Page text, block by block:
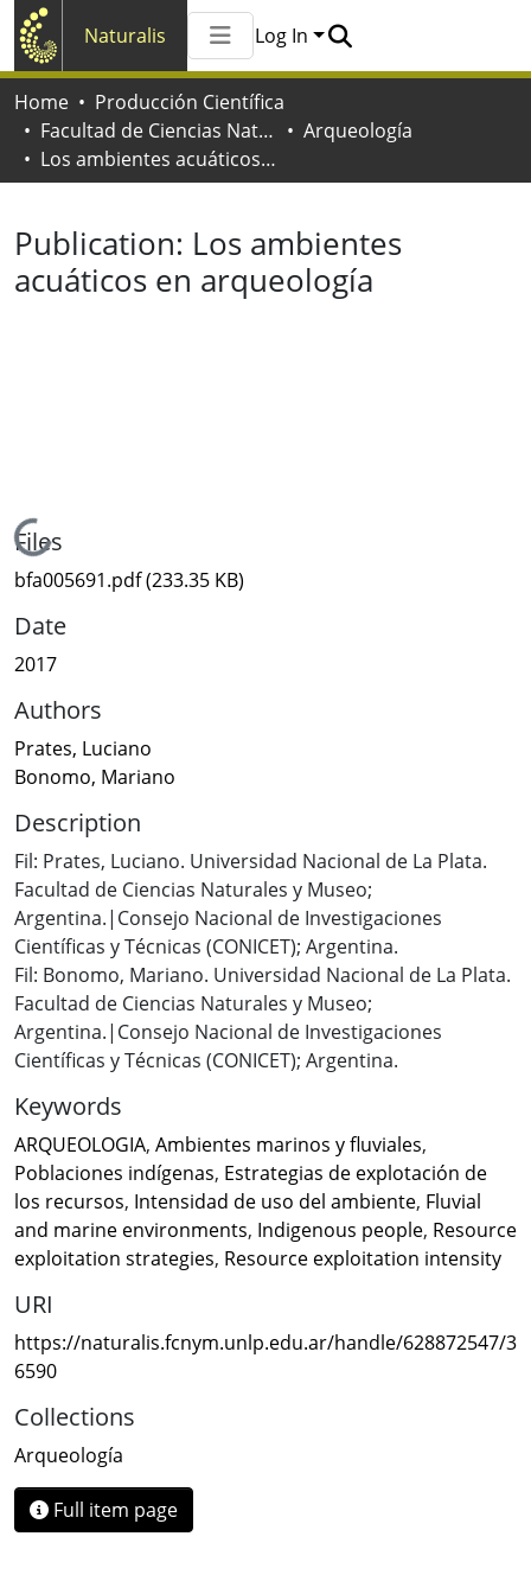
Naturalis
All of Naturalis
Log In
Home
Producción Científica
Facultad de Ciencias Naturales y Museo
Arqueología
Los ambientes acuáticos en arqueología
Publication: Los ambientes
acuáticos en arqueología
Loading...
Files
bfa005691.pdf(233.35 KB)
Date
2017
Authors
Prates, Luciano
Bonomo, Mariano
Description
Fil: Prates, Luciano. Universidad Nacional de La Plata.
Facultad de Ciencias Naturales y Museo;
Argentina.|Consejo Nacional de Investigaciones
Científicas y Técnicas (CONICET); Argentina.
Fil: Bonomo, Mariano. Universidad Nacional de La Plata.
Facultad de Ciencias Naturales y Museo;
Argentina.|Consejo Nacional de Investigaciones
Científicas y Técnicas (CONICET); Argentina.
Keywords
ARQUEOLOGIA, Ambientes marinos y fluviales,
Poblaciones indígenas, Estrategias de explotación de
los recursos, Intensidad de uso del ambiente, Fluvial
and marine environments, Indigenous people, Resource
exploitation strategies, Resource exploitation intensity
URI
https://naturalis.fcnym.unlp.edu.ar/handle/628872547/3
6590
Collections
Arqueología
Full item page